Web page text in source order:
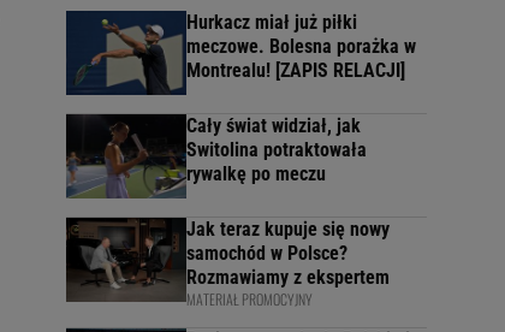
Hurkacz miał już piłki
meczowe. Bolesna porażka w
Montrealu! [ZAPIS RELACJI]
Cały świat widział, jak
Switolina potraktowała
rywalkę po meczu
Jak teraz kupuje się nowy
samochód w Polsce?
Rozmawiamy z ekspertem
MATERIAŁ PROMOCYJNY